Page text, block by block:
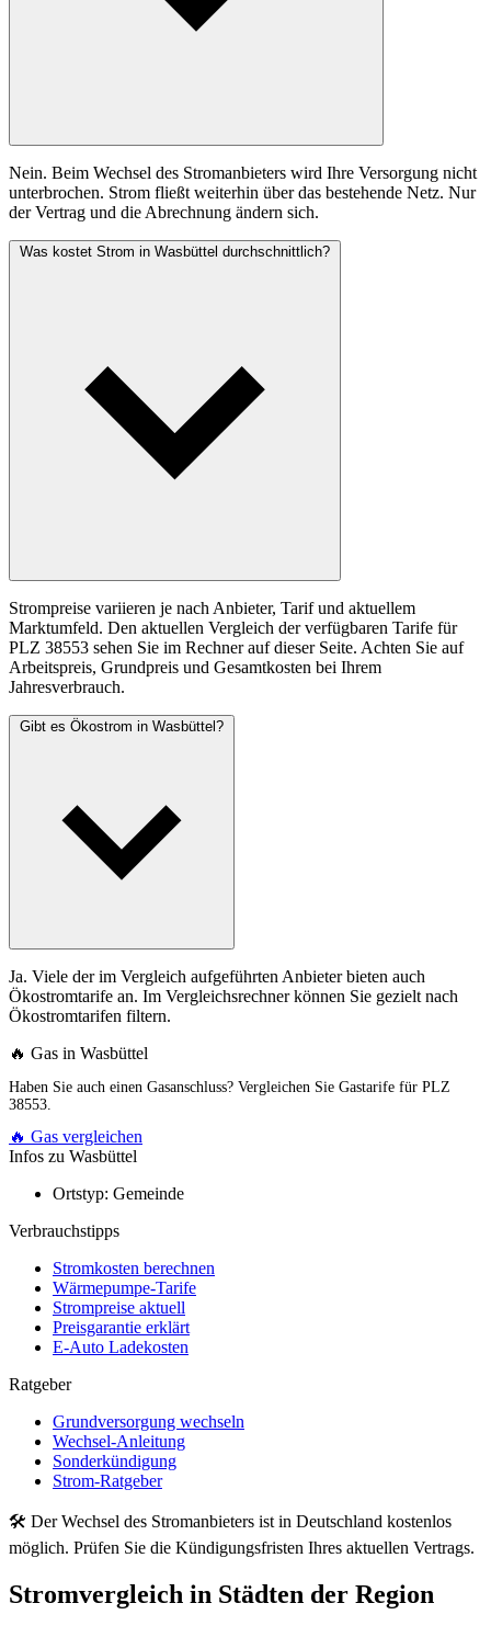
Nein. Beim Wechsel des Stromanbieters wird Ihre Versorgung nicht
unterbrochen. Strom fließt weiterhin über das bestehende Netz. Nur
der Vertrag und die Abrechnung ändern sich.
Was kostet Strom in Wasbüttel durchschnittlich?
Strompreise variieren je nach Anbieter, Tarif und aktuellem
Marktumfeld. Den aktuellen Vergleich der verfügbaren Tarife für
PLZ 38553 sehen Sie im Rechner auf dieser Seite. Achten Sie auf
Arbeitspreis, Grundpreis und Gesamtkosten bei Ihrem
Jahresverbrauch.
Gibt es Ökostrom in Wasbüttel?
Ja. Viele der im Vergleich aufgeführten Anbieter bieten auch
Ökostromtarife an. Im Vergleichsrechner können Sie gezielt nach
Ökostromtarifen filtern.
🔥 Gas in Wasbüttel
Haben Sie auch einen Gasanschluss? Vergleichen Sie Gastarife für PLZ
38553.
🔥 Gas vergleichen
Infos zu Wasbüttel
Ortstyp: Gemeinde
Verbrauchstipps
Stromkosten berechnen
Wärmepumpe-Tarife
Strompreise aktuell
Preisgarantie erklärt
E-Auto Ladekosten
Ratgeber
Grundversorgung wechseln
Wechsel-Anleitung
Sonderkündigung
Strom-Ratgeber
🛠 Der Wechsel des Stromanbieters ist in Deutschland kostenlos
möglich. Prüfen Sie die Kündigungsfristen Ihres aktuellen Vertrags.
Stromvergleich in Städten der Region